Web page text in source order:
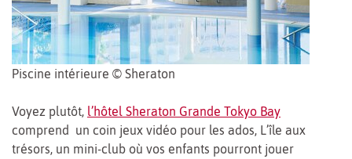
Piscine intérieure © Sheraton
Voyez plutôt, l’hôtel Sheraton Grande Tokyo Bay
comprend un coin jeux vidéo pour les ados, L’île aux
trésors, un mini-club où vos enfants pourront jouer